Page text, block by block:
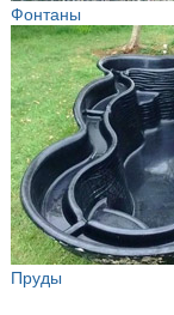
Фонтаны
Пруды